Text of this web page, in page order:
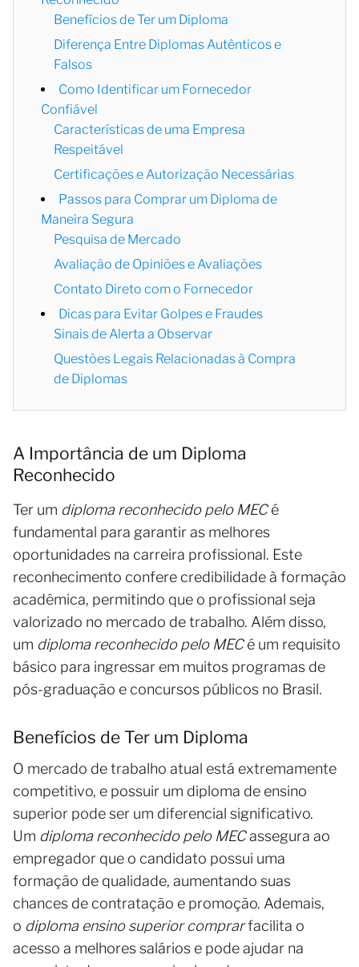
Benefícios de Ter um Diploma
Diferença Entre Diplomas Autênticos e
Falsos
Como Identificar um Fornecedor
Confiável
Características de uma Empresa
Respeitável
Certificações e Autorização Necessárias
Passos para Comprar um Diploma de
Maneira Segura
Pesquisa de Mercado
Avaliação de Opiniões e Avaliações
Contato Direto com o Fornecedor
Dicas para Evitar Golpes e Fraudes
Sinais de Alerta a Observar
Questões Legais Relacionadas à Compra
de Diplomas
A Importância de um Diploma
Reconhecido
Ter um diploma reconhecido pelo MECé
fundamental para garantir as melhores
oportunidades na carreira profissional. Este
reconhecimento confere credibilidade à formação
acadêmica, permitindo que o profissional seja
valorizado no mercado de trabalho. Além disso,
um diploma reconhecido pelo MECé um requisito
básico para ingressar em muitos programas de
pós-graduação e concursos públicos no Brasil.
Benefícios de Ter um Diploma
O mercado de trabalho atual está extremamente
competitivo, e possuir um diploma de ensino
superior pode ser um diferencial significativo.
Um diploma reconhecido pelo MECassegura ao
empregador que o candidato possui uma
formação de qualidade, aumentando suas
chances de contratação e promoção. Ademais,
o diploma ensino superior comprarfacilita o
acesso a melhores salários e pode ajudar na